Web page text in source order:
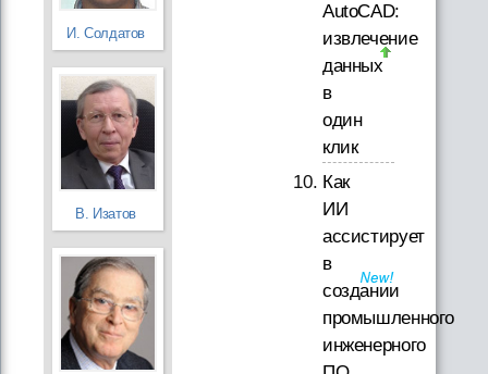
И. Солдатов
В. Изатов
AutoCAD:
извлечение
данных
в
один
клик
Как
ИИ
ассистирует
в
создании
промышленного
инженерного